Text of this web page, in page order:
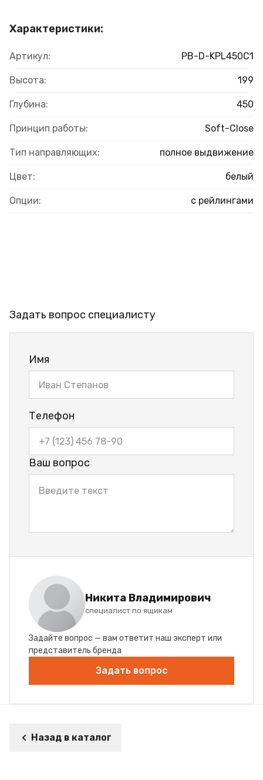
Характеристики:
Артикул: PB-D-KPL450C1
Высота: 199
Глубина: 450
Принцип работы: Soft-Close
Тип направляющих: полное выдвижение
Цвет: белый
Опции: с рейлингами
Задать вопрос специалисту
Имя
Телефон
Ваш вопрос
Никита Владимирович
специалист по ящикам
Задайте вопрос — вам ответит наш эксперт или
представитель бренда
Задать вопрос
Назад в каталог